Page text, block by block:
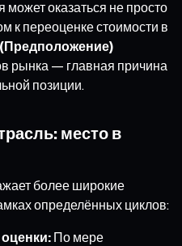
может оказаться не просто
к переоценке стоимости в
(Предположение)
рынка — главная причина
позиции.
место в
более широкие
определённых циклов:
По мере